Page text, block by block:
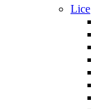
Lice